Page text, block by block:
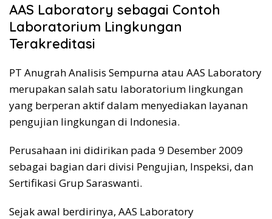
AAS Laboratory sebagai Contoh
Laboratorium Lingkungan
Terakreditasi
PT Anugrah Analisis Sempurna atau AAS Laboratory
merupakan salah satu laboratorium lingkungan
yang berperan aktif dalam menyediakan layanan
pengujian lingkungan di Indonesia.
Perusahaan ini didirikan pada 9 Desember 2009
sebagai bagian dari divisi Pengujian, Inspeksi, dan
Sertifikasi Grup Saraswanti.
Sejak awal berdirinya, AAS Laboratory